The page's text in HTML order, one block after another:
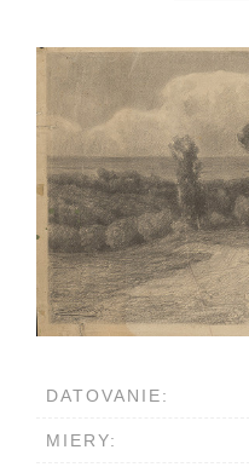
DATOVANIE:
MIERY: